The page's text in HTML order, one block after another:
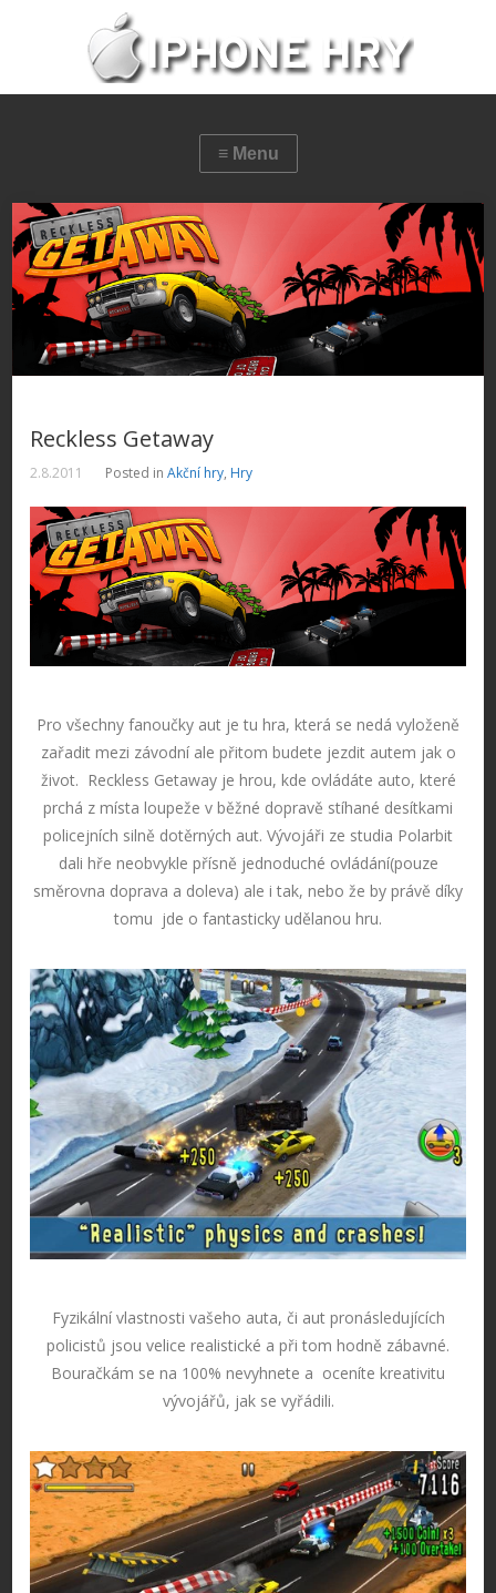
Reckless Getaway
2.8.2011 Posted inAkční hry, Hry
Pro všechny fanoučky aut je tu hra, která se nedá vyloženě
zařadit mezi závodní ale přitom budete jezdit autem jak o
život. Reckless Getaway je hrou, kde ovládáte auto, které
prchá z místa loupeže v běžné dopravě stíhané desítkami
policejních silně dotěrných aut. Vývojáři ze studia Polarbit
dali hře neobvykle přísně jednoduché ovládání(pouze
směrovna doprava a doleva) ale i tak, nebo že by právě díky
tomu jde o fantasticky udělanou hru.
Fyzikální vlastnosti vašeho auta, či aut pronásledujících
policistů jsou velice realistické a při tom hodně zábavné.
Bouračkám se na 100% nevyhnete a oceníte kreativitu
vývojářů, jak se vyřádili.